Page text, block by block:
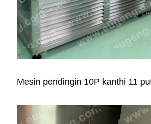
Mesin pendingin 10P kanthi 11